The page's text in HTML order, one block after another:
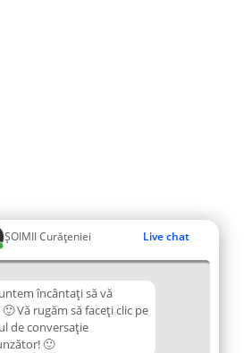
ȘOIMII Curățeniei Live chat
încântați să vă
Vă rugăm să faceți clic pe
de conversație
🙂